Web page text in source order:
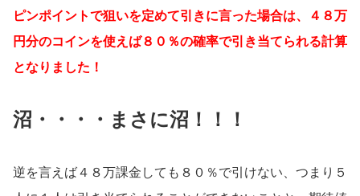
ピンポイントで狙いを定めて引きに言った場合は、４８万
円分のコインを使えば８０％の確率で引き当てられる計算
となりました！
沼・・・・まさに沼！！！
逆を言えば４８万課金しても８０％で引けない、つまり５